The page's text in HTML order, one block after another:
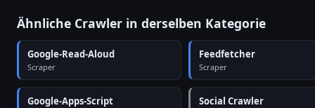
Ähnliche Crawler in derselben Kategorie
Google-Read-Aloud
Scraper
Feedfetcher
Scraper
Google-Apps-Script Social Crawler